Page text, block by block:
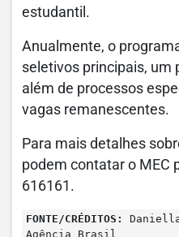
estudantil.
Anualmente, o
seletivos principais, um
além de processos
vagas remanescentes.
Para mais detalhes
podem contatar o MEC
616161.
FONTE/CRÉDITOS:
Agência Brasil